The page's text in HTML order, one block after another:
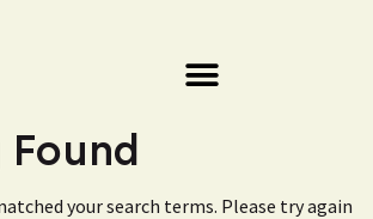
your search terms. Please try again